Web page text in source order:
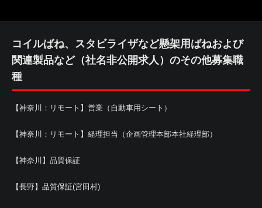
コイルばね、スタビライザなど懸架用ばねおよび
関連製品など（社名非公開求人）のその他募集職
種
【神奈川：リモート】営業（自動車用シート）
【神奈川：リモート】経理担当（企画管理本部本社経理部）
【神奈川】品質保証
【長野】品質保証(宮田村)